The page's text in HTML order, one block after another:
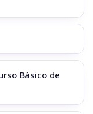
Básico de